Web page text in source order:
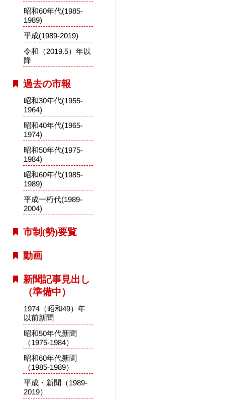
昭和60年代(1985-
1989)
平成(1989-2019)
令和（2019.5）年以
降
過去の市報
昭和30年代(1955-
1964)
昭和40年代(1965-
1974)
昭和50年代(1975-
1984)
昭和60年代(1985-
1989)
平成一桁代(1989-
2004)
市制(勢)要覧
動画
新聞記事見出し
（準備中）
1974（昭和49）年
以前新聞
昭和50年代新聞
（1975-1984）
昭和60年代新聞
（1985-1989）
平成・新聞（1989-
2019）